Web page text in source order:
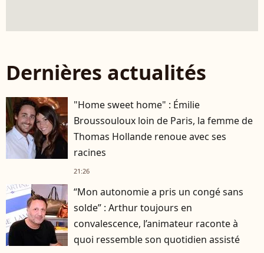
Dernières actualités
"Home sweet home" : Émilie
Broussouloux loin de Paris, la femme de
Thomas Hollande renoue avec ses
racines
21:26
“Mon autonomie a pris un congé sans
solde” : Arthur toujours en
convalescence, l’animateur raconte à
quoi ressemble son quotidien assisté